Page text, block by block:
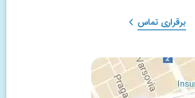
برقراری تماس